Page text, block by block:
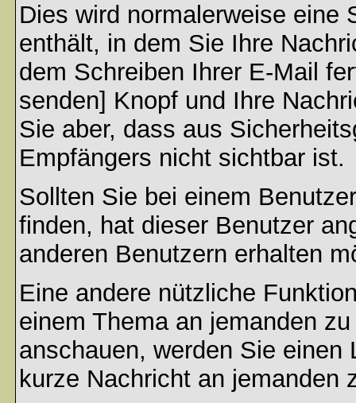
Dies wird normalerweise eine
enthält, in dem Sie Ihre
dem Schreiben Ihrer E-Mail
senden] Knopf und Ihre
Sie aber, dass aus
Empfängers nicht sichtbar ist.
Sollten Sie bei einem
finden, hat dieser Benutzer
anderen Benutzern erhalten
Eine andere nützliche
einem Thema an jemanden
anschauen, werden Sie
kurze Nachricht an jemanden